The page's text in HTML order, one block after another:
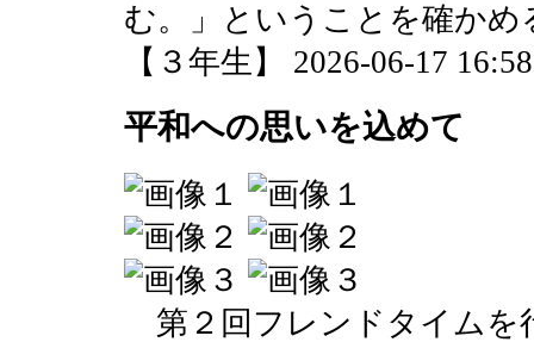
む。」ということを確か
【３年生】 2026-06-17
平和への思いを込めて
第２回フレンドタイムを